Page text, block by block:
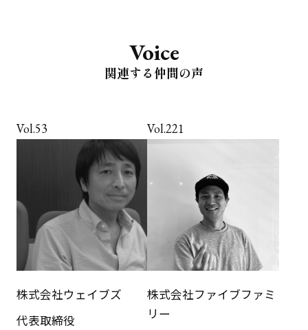
Voice
関連する仲間の声
Vol.53
株式会社ウェイブズ
代表取締役
Vol.221
株式会社ファイブファミ
リー